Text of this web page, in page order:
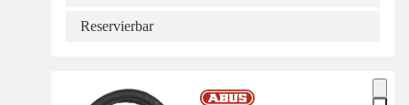
Reservierbar